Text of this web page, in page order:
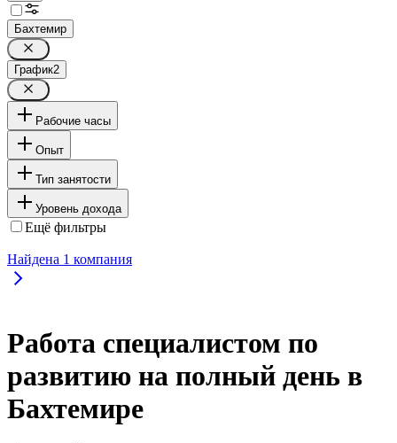
Бахтемир
График2
Рабочие часы
Опыт
Тип занятости
Уровень дохода
Ещё фильтры
Найдена 1 компания
Работа специалистом по
развитию на полный день в
Бахтемире